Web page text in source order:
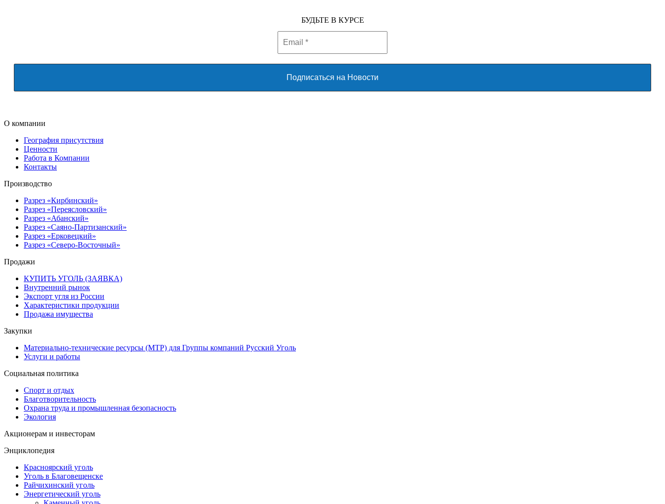
БУДЬТЕ В КУРСЕ
О компании
География присутствия
Ценности
Работа в Компании
Контакты
Производство
Разрез «Кирбинский»
Разрез «Переясловский»
Разрез «Абанский»
Разрез «Саяно-Партизанский»
Разрез «Ерковецкий»
Разрез «Северо-Восточный»
Продажи
КУПИТЬ УГОЛЬ (ЗАЯВКА)
Внутренний рынок
Экспорт угля из России
Характеристики продукции
Продажа имущества
Закупки
Материально-технические ресурсы (МТР) для Группы компаний Русский Уголь
Услуги и работы
Социальная политика
Спорт и отдых
Благотворительность
Охрана труда и промышленная безопасность
Экология
Акционерам и инвесторам
Энциклопедия
Красноярский уголь
Уголь в Благовещенске
Райчихинский уголь
Энергетический уголь